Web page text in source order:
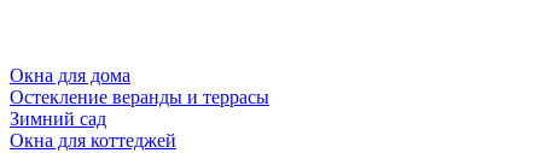
Окна для дома
Остекление веранды и террасы
Зимний сад
Окна для коттеджей